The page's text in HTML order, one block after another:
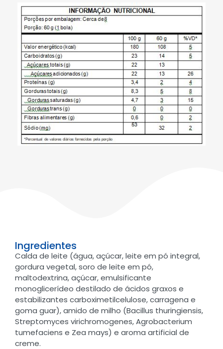
Ingredientes
Calda de leite (água, açúcar, leite em pó integral,
gordura vegetal, soro de leite em pó,
maltodextrina, açúcar, emulsificante
monoglicerídeo destilado de ácidos graxos e
estabilizantes carboximetilcelulose, carragena e
goma guar), amido de milho (Bacillus thuringiensis,
Streptomyces virichromogenes, Agrobacterium
tumefaciens e Zea mays) e aroma artificial de
creme.